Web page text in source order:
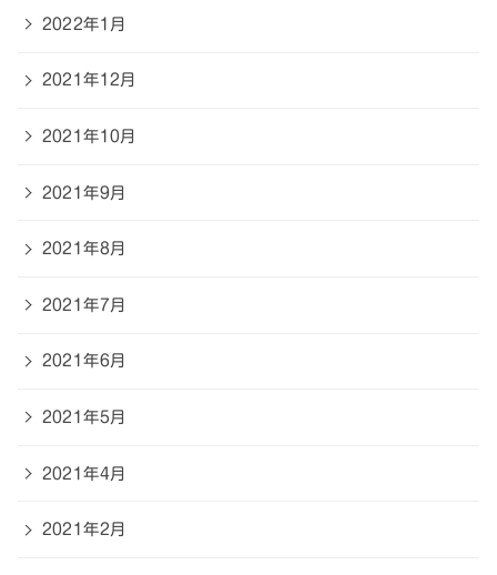
2022年1月
2021年12月
2021年10月
2021年9月
2021年8月
2021年7月
2021年6月
2021年5月
2021年4月
2021年2月